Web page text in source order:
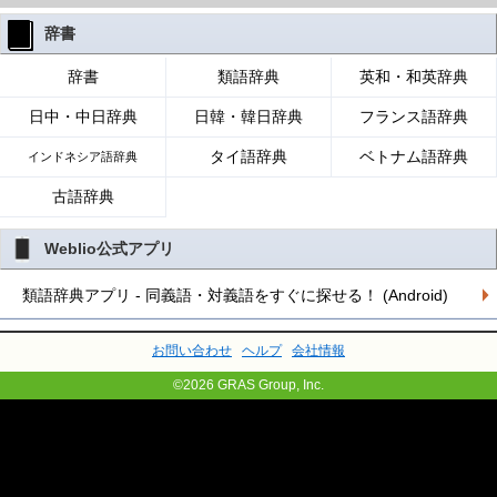
辞書
辞書 類語辞典 英和・和英辞典
日中・中日辞典 日韓・韓日辞典 フランス語辞典
インドネシア語辞典 タイ語辞典 ベトナム語辞典
古語辞典
Weblio公式アプリ
類語辞典アプリ - 同義語・対義語をすぐに探せる！ (Android)
お問い合わせ ヘルプ 会社情報
©2026 GRAS Group, Inc.